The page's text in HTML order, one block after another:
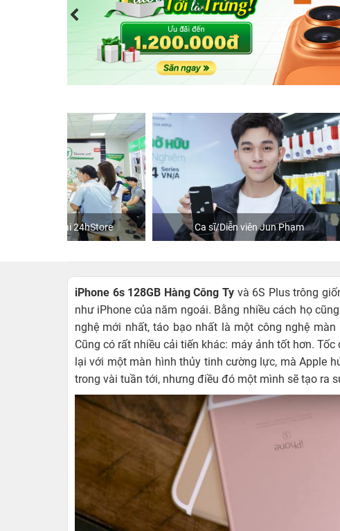
Ca sĩ/Diễn viên Jun Phạm Khách
iPhone 6s 128GB Hàng Công Ty và 6S Plus trông
như iPhone của năm ngoái. Bằng nhiều cách họ
nghệ mới nhất, táo bạo nhất là một công nghệ
Cũng có rất nhiều cải tiến khác: máy ảnh tốt hơn.
lại với một màn hình thủy tinh cường lực, mà Apple
trong vài tuần tới, nhưng điều đó một mình sẽ tạo ra